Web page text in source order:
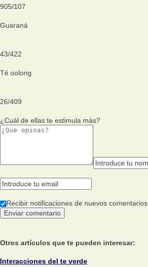
905/107
Guaraná
43/422
Té oolong
26/409
¿Cuál de ellas te estimula más?
Recibir notificaciones de nuevos comentarios
Otros artículos que te pueden interesar:
Interacciones del te verde